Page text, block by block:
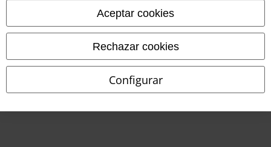
Aceptar cookies
Rechazar cookies
Configurar
© 1986-2026 E.M.P. Merchandising HGmbH